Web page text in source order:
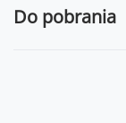
Do pobrania